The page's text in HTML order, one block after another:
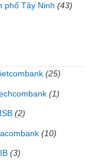
phố Tây Ninh (43)
(25)
(1)
(2)
(10)
(3)